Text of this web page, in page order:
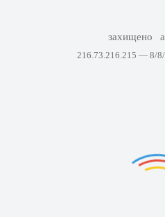
захищено
216.73.216.215 — 8/